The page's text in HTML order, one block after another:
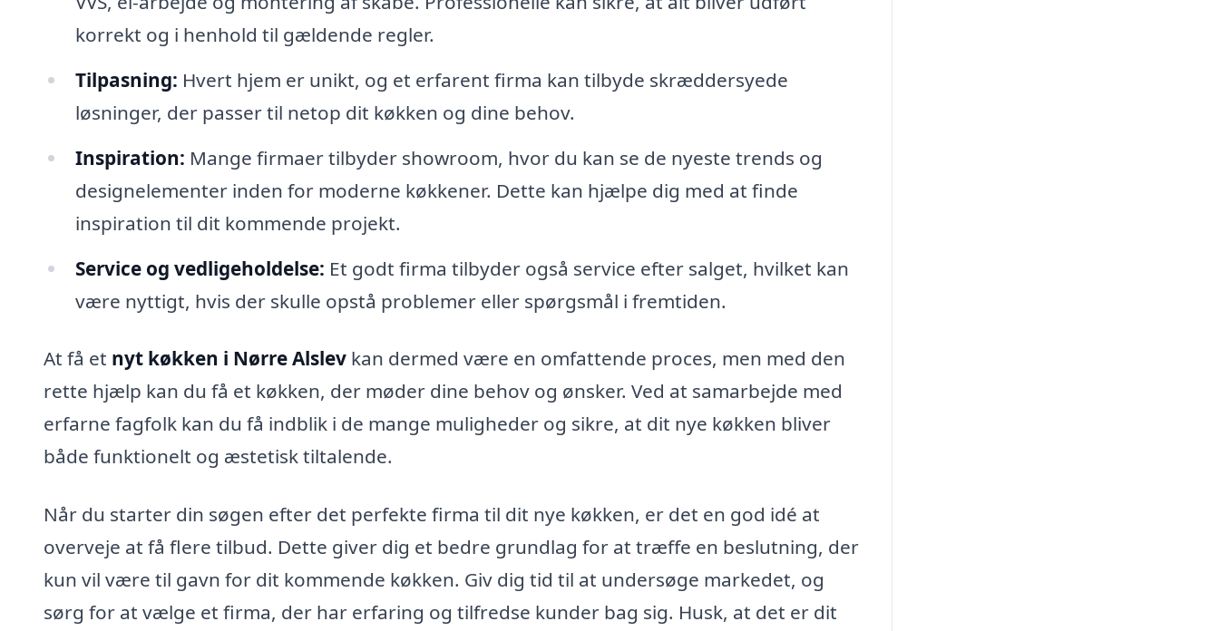
korrekt og i henhold til gældende regler.
Tilpasning: Hvert hjem er unikt, og et erfarent firma kan tilbyde skræddersyede
løsninger, der passer til netop dit køkken og dine behov.
Inspiration: Mange firmaer tilbyder showroom, hvor du kan se de nyeste trends og
designelementer inden for moderne køkkener. Dette kan hjælpe dig med at finde
inspiration til dit kommende projekt.
Service og vedligeholdelse: Et godt firma tilbyder også service efter salget, hvilket kan
være nyttigt, hvis der skulle opstå problemer eller spørgsmål i fremtiden.
At få et nyt køkken i Nørre Alslev kan dermed være en omfattende proces, men med den
rette hjælp kan du få et køkken, der møder dine behov og ønsker. Ved at samarbejde med
erfarne fagfolk kan du få indblik i de mange muligheder og sikre, at dit nye køkken bliver
både funktionelt og æstetisk tiltalende.
Når du starter din søgen efter det perfekte firma til dit nye køkken, er det en god idé at
overveje at få flere tilbud. Dette giver dig et bedre grundlag for at træffe en beslutning, der
kun vil være til gavn for dit kommende køkken. Giv dig tid til at undersøge markedet, og
sørg for at vælge et firma, der har erfaring og tilfredse kunder bag sig. Husk, at det er dit